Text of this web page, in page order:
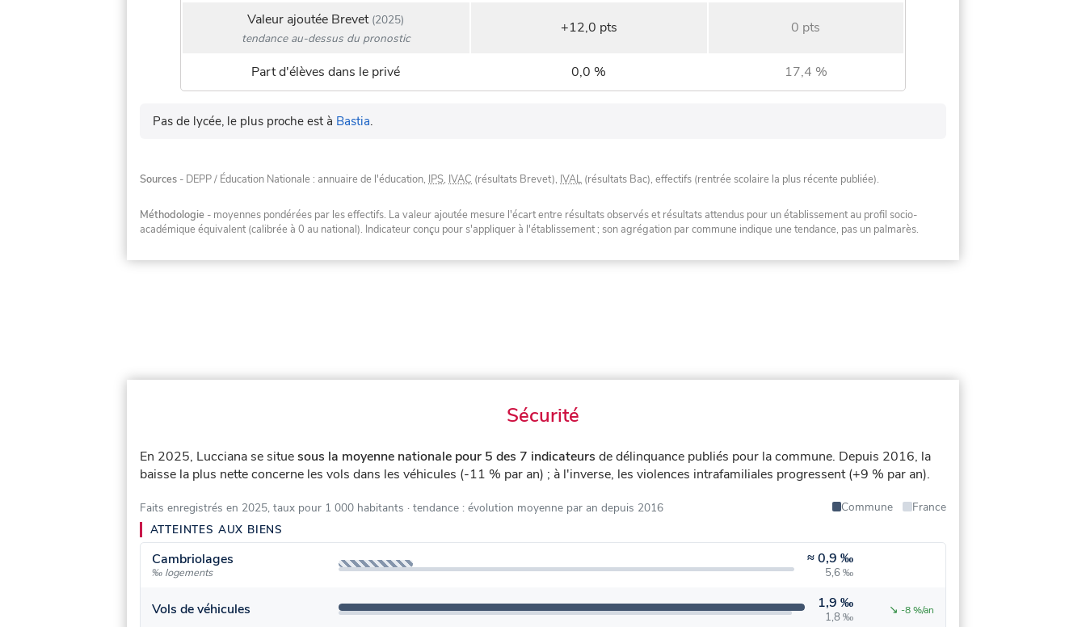
Valeur ajoutée Brevet(2025)
tendance au-dessus du pronostic
+12,0 pts 0 pts
Part d'élèves dans le privé 0,0 % 17,4 %
Pas de lycée, le plus proche est à Bastia.
Sources - DEPP / Éducation Nationale : annuaire de l'éducation, IPS, IVAC (résultats Brevet), IVAL (résultats Bac), effectifs (rentrée scolaire la plus récente publiée).
Méthodologie - moyennes pondérées par les effectifs. La valeur ajoutée mesure l'écart entre résultats observés et résultats attendus pour un établissement au profil socio-
académique équivalent (calibrée à 0 au national). Indicateur conçu pour s'appliquer à l'établissement ; son agrégation par commune indique une tendance, pas un palmarès.
Sécurité
En 2025, Lucciana se situesous la moyenne nationale pour 5 des 7 indicateurs de délinquance publiés pour la commune. Depuis 2016, la
baisse la plus nette concerne les vols dans les véhicules (-11 % par an) ; à l'inverse, les violences intrafamiliales progressent (+9 % par an).
Faits enregistrés en 2025, taux pour 1 000 habitants · tendance : évolution moyenne par an depuis 2016 Commune
France
ATTEINTES AUX BIENS
Cambriolages
‰ logements
≈0,9 ‰
5,6 ‰
Vols de véhicules 1,9 ‰
1,8 ‰ ↘ -8 %/an